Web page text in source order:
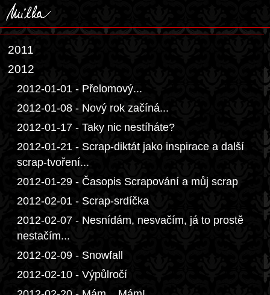
2011
2012
2012-01-01 - Přelomový...
2012-01-08 - Nový rok začíná...
2012-01-17 - Taky nic nestíháte?
2012-01-21 - Scrap-diktát jako inspirace a další
scrap-tvoření...
2012-01-29 - Časopis Scrapování a můj scrap
2012-02-01 - Scrap-srdíčka
2012-02-07 - Nesnídám, nesvačím, já to prostě
nestačím...
2012-02-09 - Snowfall
2012-02-10 - Výpůlročí